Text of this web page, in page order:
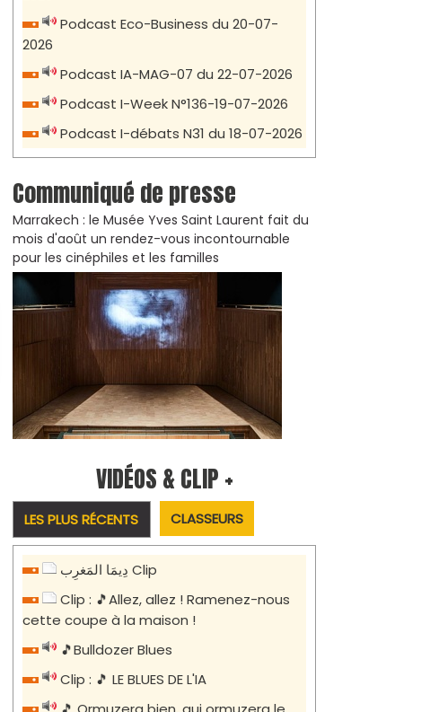
Podcast Eco-Business du 20-07-
2026
Podcast IA-MAG-07 du 22-07-2026
Podcast I-Week N°136-19-07-2026
Podcast I-débats N31 du 18-07-2026
Communiqué de presse
Marrakech : le Musée Yves Saint Laurent fait du
mois d'août un rendez-vous incontournable
pour les cinéphiles et les familles
VIDÉOS & CLIP +
LES PLUS RÉCENTS CLASSEURS
دِيمَا المَغرِب Clip
Clip : 🎵Allez, allez ! Ramenez-nous
cette coupe à la maison !
🎵Bulldozer Blues
Clip : 🎵 LE BLUES DE L'IA